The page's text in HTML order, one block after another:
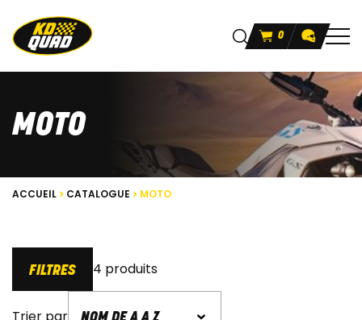
0
MOTO
ACCUEIL CATALOGUE MOTO
FILTRES 4 produits